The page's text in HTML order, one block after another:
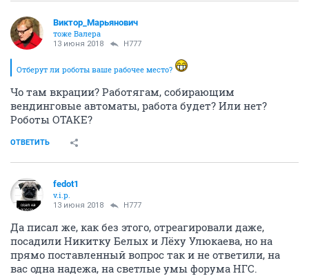
Виктор_Марьянович
тоже Валера
13 июня 2018 H777
Отберут ли роботы ваше рабочее место?
Чо там вкрации? Работягам, собирающим
вендинговые автоматы, работа будет? Или нет?
Роботы ОТАКЕ?
ОТВЕТИТЬ
fedot1
v.i.p.
13 июня 2018 H777
Да писал же, как без этого, отреагировали даже,
посадили Никитку Белых и Лёху Улюкаева, но на
прямо поставленный вопрос так и не ответили, на
вас одна надежа, на светлые умы форума НГС.